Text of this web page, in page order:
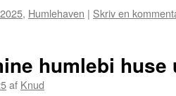
, Humlehaven | Skriv en
humlebi
af Knud